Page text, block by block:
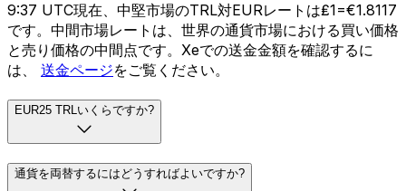
9:37 UTC現在、中堅市場のTRL対EURレートは₤1=€1.8117
です。中間市場レートは、世界の通貨市場における買い価格
と売り価格の中間点です。Xeでの送金金額を確認するに
は、 送金ページをご覧ください。
EUR25 TRLいくらですか?
通貨を両替するにはどうすればよいですか?